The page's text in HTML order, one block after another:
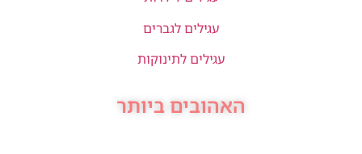
עגילים לגברים
עגילים לתינוקות
האהובים ביותר